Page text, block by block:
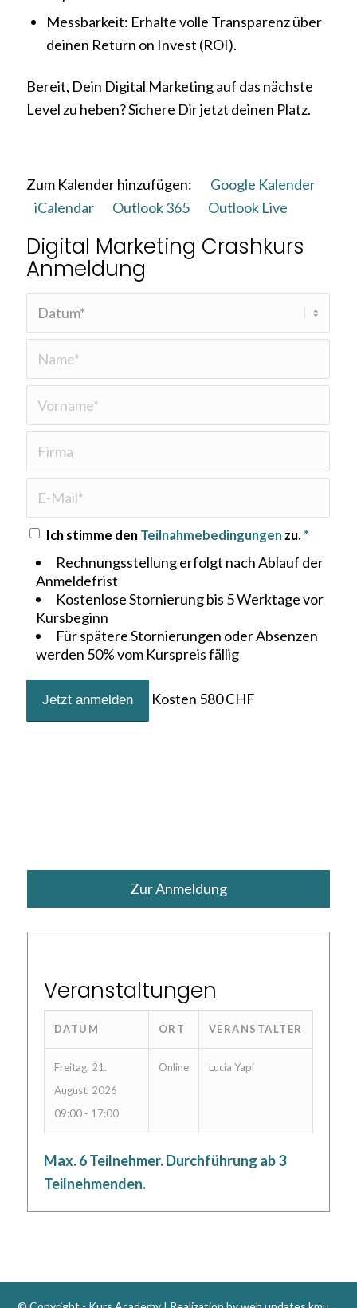
Messbarkeit: Erhalte volle Transparenz über
deinen Return on Invest (ROI).
Bereit, Dein Digital Marketing auf das nächste
Level zu heben? Sichere Dir jetzt deinen Platz.
Zum Kalender hinzufügen:
Google Kalender
iCalendar
Outlook 365 Outlook Live
Digital Marketing Crashkurs
Anmeldung
Ich stimme den Teilnahmebedingungenzu. *
Rechnungsstellung erfolgt nach Ablauf der
Anmeldefrist
Kostenlose Stornierung bis 5 Werktage vor
Kursbeginn
Für spätere Stornierungen oder Absenzen
werden 50% vom Kurspreis fällig
Kosten 580CHF
Zur Anmeldung
Veranstaltungen
DATUM ORT VERANSTALTER
Freitag, 21.
August, 2026
09:00 - 17:00
Online Lucia Yapi
Max. 6 Teilnehmer. Durchführung ab 3
Teilnehmenden.